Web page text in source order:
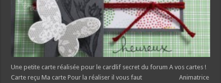
Une petite carte réalisée pour le cardlif secret du forum A vos cartes !
Carte reçu Ma carte Pour la réaliser il vous faut Animatrice